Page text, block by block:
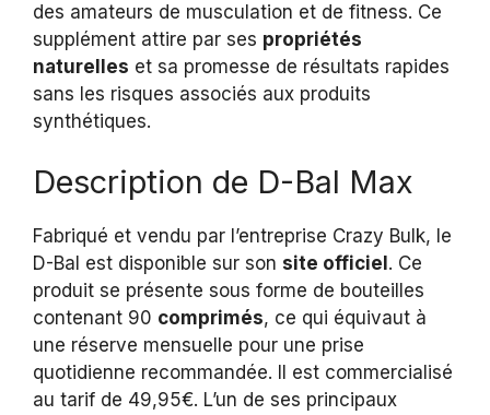
des amateurs de musculation et de fitness. Ce
supplément attire par ses propriétés
naturelles et sa promesse de résultats rapides
sans les risques associés aux produits
synthétiques.
Description de D-Bal Max
Fabriqué et vendu par l’entreprise Crazy Bulk, le
D-Bal est disponible sur son site officiel. Ce
produit se présente sous forme de bouteilles
contenant 90 comprimés, ce qui équivaut à
une réserve mensuelle pour une prise
quotidienne recommandée. Il est commercialisé
au tarif de 49,95€. L’un de ses principaux